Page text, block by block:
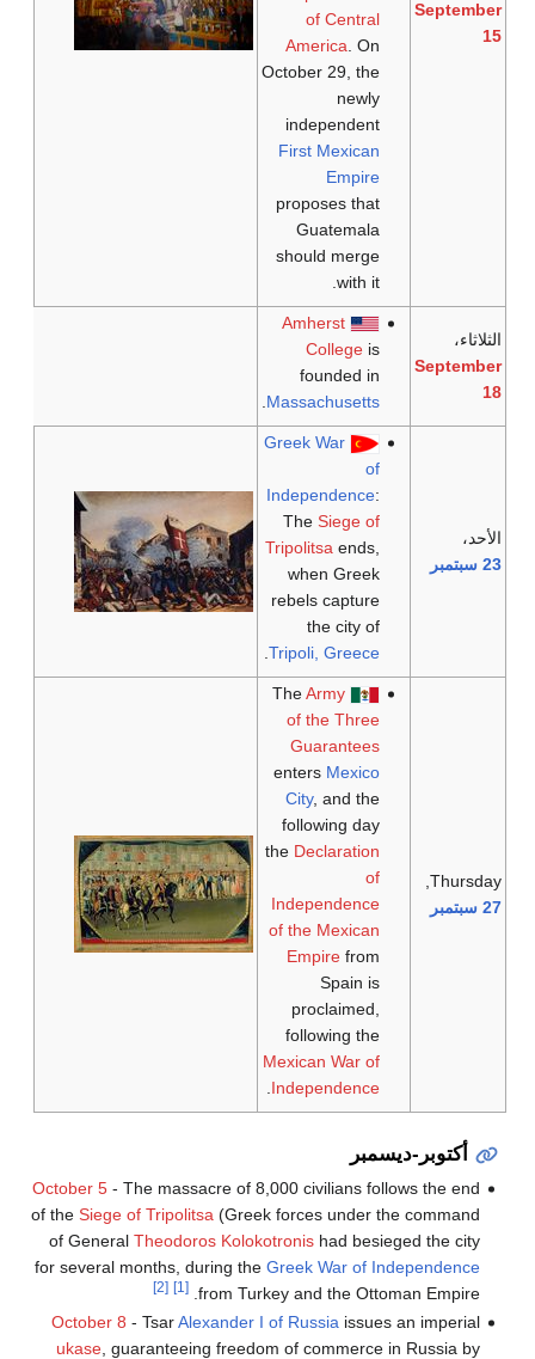
September
15
of Central
America . On
October 29, the
newly
independent
First Mexican
Empire
proposes that
Guatemala
should merge
with it.
الثلاثاء،
September
18
Amherst
Collegeis
founded in
Massachusetts
الأحد،
23 سبتمبر
Greek War
of
Independence:
The Siege of
Tripolitsa ends,
when Greek
rebels capture
the city of
Tripoli, Greece
Thursday,
27 سبتمبر
The
Army
of the Three
Guarantees
enters Mexico
City, and the
following day
the Declaration
of
Independence
of the Mexican
Empirefrom
Spain is
proclaimed,
following the
Mexican War of
Independence
أكتوبر-ديسمبر
October 5- The massacre of 8,000 civilians follows the end
of the Siege of Tripolitsa(Greek forces under the command
of General Theodoros Kolokotronishad besieged the city
for several months, during the Greek War of Independence
from Turkey and the Ottoman Empire.
[1]
[2]
October 8 - TsarAlexander I of Russia issues an imperial
ukase, guaranteeing freedom of commerce in Russia by